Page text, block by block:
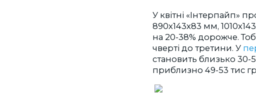
У квітні «Інтерпайп»
890х143х83 мм,
на 20-38% дорожче.
чверті до третини. У
становить близько 30-
приблизно 49-53 тис